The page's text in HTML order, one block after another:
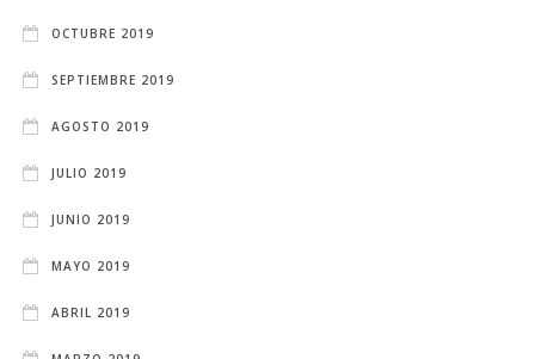
OCTUBRE 2019
SEPTIEMBRE 2019
AGOSTO 2019
JULIO 2019
JUNIO 2019
MAYO 2019
ABRIL 2019